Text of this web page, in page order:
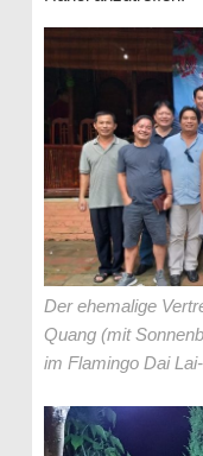
Der ehemalige
Quang (mit
im Flamingo Dai